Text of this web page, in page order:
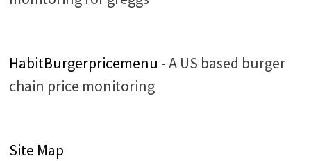
HabitBurgerpricemenu - A US based burger
chain price monitoring
Site Map